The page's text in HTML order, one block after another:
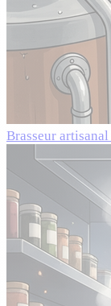
Brasseur artisanal